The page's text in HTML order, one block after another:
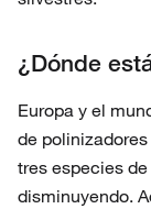
¿Dónde
Europa y el
de
tres especies
disminuyendo.